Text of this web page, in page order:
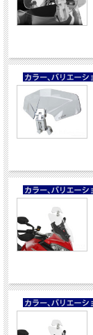
NEW
NEW
NEW